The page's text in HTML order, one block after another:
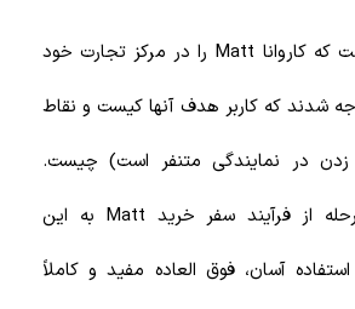
در این مثال، واضح است که کاروانا Matt را در مرکز تجارت خود
شدند که کاربر هدف آنها کیست و نقاط
زدن در نمایندگی متنفر است) چیست.
سپس، آنها در هر مرحله از فرآیند سفر خرید Matt به این
آسان، فوق العاده مفید و کاملاً